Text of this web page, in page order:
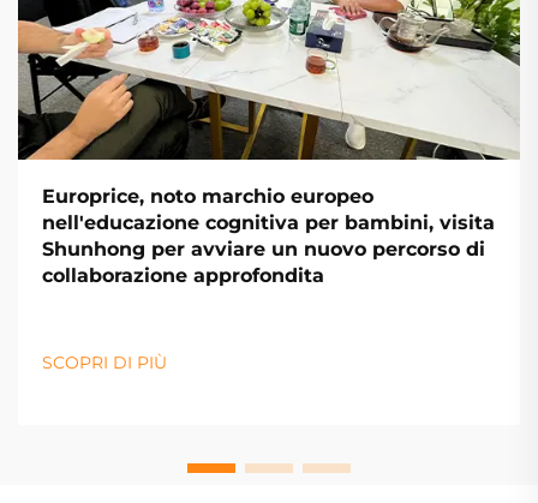
Europrice, noto marchio europeo
nell'educazione cognitiva per bambini, visita
Shunhong per avviare un nuovo percorso di
collaborazione approfondita
SCOPRI DI PIÙ